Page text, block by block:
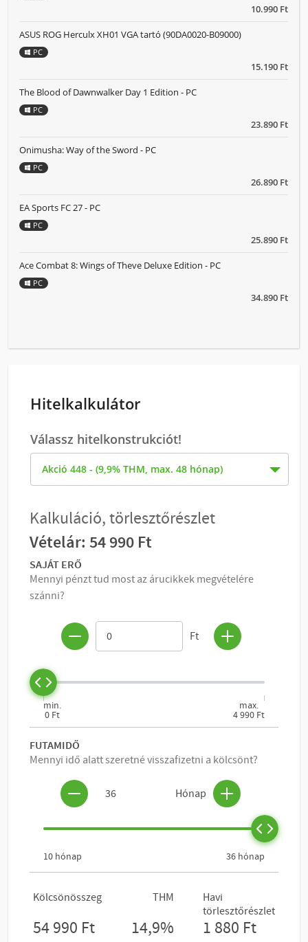
10.990 Ft
15.190 Ft
ASUS ROG Herculx XH01 VGA tartó (90DA0020-B09000)
PC
23.890 Ft
The Blood of Dawnwalker Day 1 Edition - PC
PC
26.890 Ft
Onimusha: Way of the Sword - PC
PC
25.890 Ft
EA Sports FC 27 - PC
PC
34.890 Ft
Ace Combat 8: Wings of Theve Deluxe Edition - PC
PC
Hitelkalkulátor
Válassz hitelkonstrukciót!